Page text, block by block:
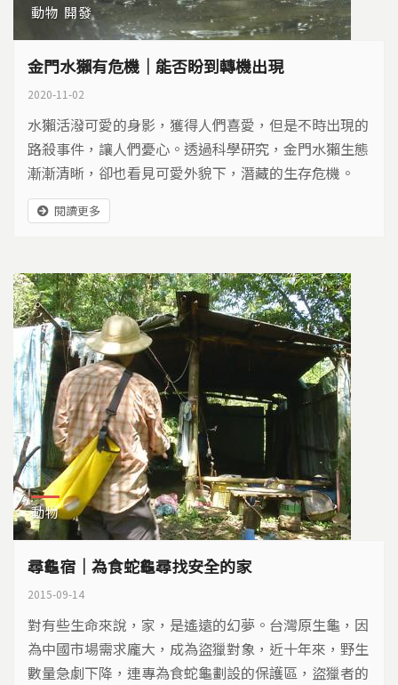
動物 開發
金門水獺有危機｜能否盼到轉機出現
2020-11-02
水獺活潑可愛的身影，獲得人們喜愛，但是不時出現的
路殺事件，讓人們憂心。透過科學研究，金門水獺生態
漸漸清晰，卻也看見可愛外貌下，潛藏的生存危機。
閱讀更多
動物
尋龜宿｜為食蛇龜尋找安全的家
2015-09-14
對有些生命來說，家，是遙遠的幻夢。台灣原生龜，因
為中國市場需求龐大，成為盜獵對象，近十年來，野生
數量急劇下降，連專為食蛇龜劃設的保護區，盜獵者的